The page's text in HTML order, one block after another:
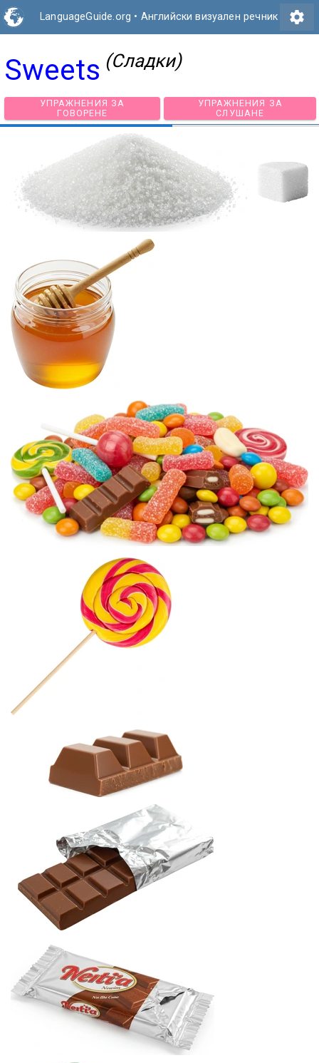
LanguageGuide.org • Английски визуален речник settings
Sweets (Сладки)
УПРАЖНЕНИЯ ЗА
ГОВОРЕНЕ
УПРАЖНЕНИЯ
СЛУШАНЕ